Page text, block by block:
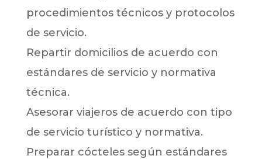
procedimientos técnicos y protocolos
de servicio.
Repartir domicilios de acuerdo con
estándares de servicio y normativa
técnica.
Asesorar viajeros de acuerdo con tipo
de servicio turístico y normativa.
Preparar cócteles según estándares